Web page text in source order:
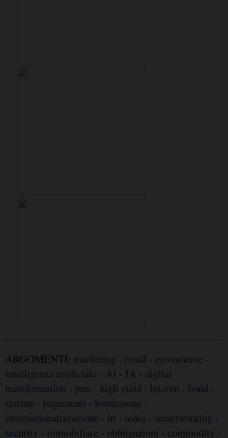
ARGOMENTI: marketing - retail - ecommerce -
intelligenza artificiale - AI - IA - digital
transformation - pmi - high yield - bitcoin - bond -
startup - pagamenti - formazione -
internazionalizzazione - hr - m&a - smartworking -
security - immobiliare - obbligazioni - commodity -